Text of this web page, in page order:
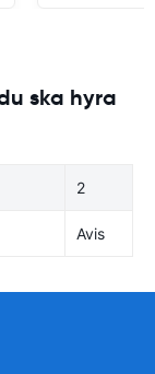
ska hyra
2
Avis